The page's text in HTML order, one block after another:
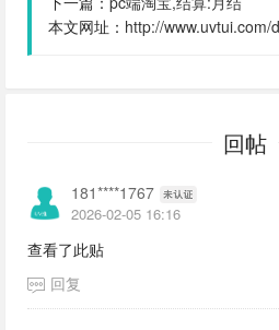
本文网址： http://www.uvtui.com/
回帖
181****1767
2026-02-05 16:16
查看了此贴
回复